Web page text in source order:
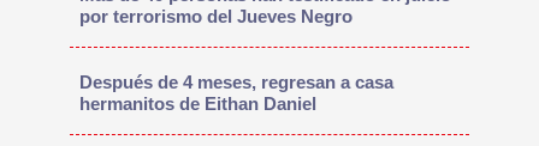
por terrorismo del Jueves Negro
Después de 4 meses, regresan a casa
hermanitos de Eithan Daniel